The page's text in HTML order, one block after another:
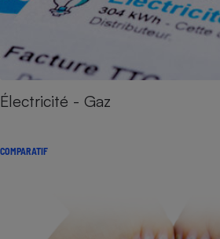
Électricité - Gaz
COMPARATIF